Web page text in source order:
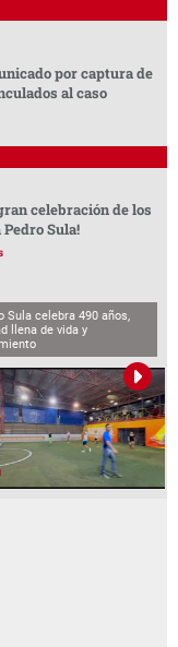
por captura de
al caso
celebración de los
Pedro Sula!
Sula celebra 490 años,
llena de vida y